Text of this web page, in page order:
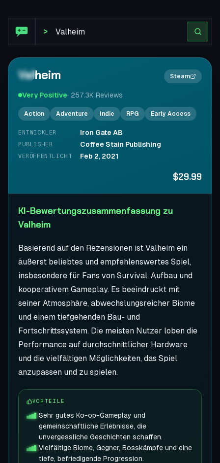
>
2×
Valheim Steam
Very Positive· 257.3K Reviews
Action Adventure Indie RPG Early Access
ENTWICKLER Iron Gate AB
PUBLISHER Coffee Stain Publishing
VERÖFFENTLICHT Feb 2, 2021
$29.99
KI-Bewertungszusammenfassung zu
Valheim
Basierend auf den Rezensionen ist Valheim ein
äußerst beliebtes und empfehlenswertes Spiel,
insbesondere für Fans von Survival, Aufbau und
kooperativem Gameplay. Es beeindruckt mit
seiner Atmosphäre, abwechslungsreicher Biome
und einem tiefgehenden Bau- und
Fortschrittssystem. Die meisten Nutzer loben die
Performance auf durchschnittlicher Hardware
und die vielfältigen Möglichkeiten, das Spiel
anzupassen und zu spielen.
VORTEILE
Sehr gutes Ko-op-Gameplay und
gemeinschaftliche Erlebnisse, die
unvergessliche Geschichten schaffen.
Vielfältige Biome, Gegner, Bosskämpfe und eine
tiefe, befriedigende Progression.